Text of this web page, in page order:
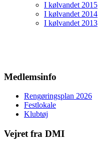
I kølvandet 2015
I kølvandet 2014
I kølvandet 2013
Medlemsinfo
Rengøringsplan 2026
Festlokale
Klubtøj
Vejret fra DMI